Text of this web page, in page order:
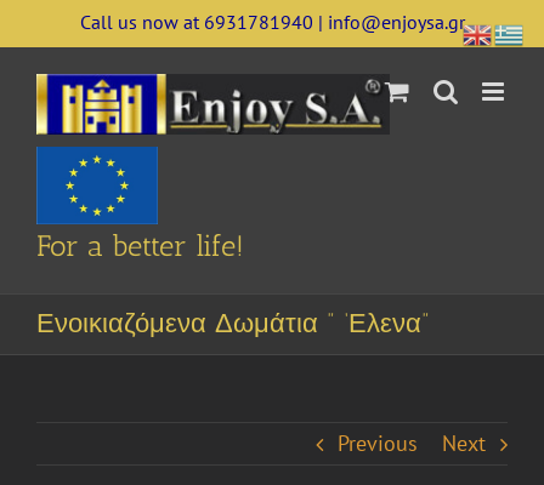
to
content
Call us now at 6931781940 | info@enjoysa.gr
For a better life!
Ενοικιαζόμενα Δωμάτια ” ‘Ελενα”
Previous Next